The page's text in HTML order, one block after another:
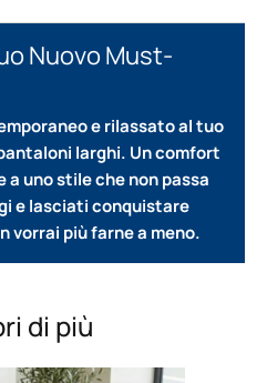
Nuovo Must-
e rilassato al tuo
larghi. Un comfort
a uno stile che non passa
e lasciati conquistare
vorrai più farne a meno.
di più